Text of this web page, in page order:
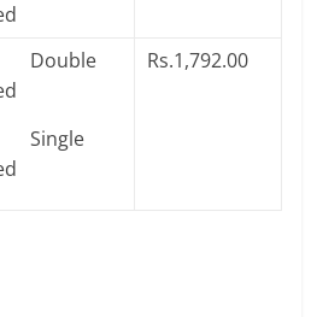
Double
Single
Rs.1,792.00